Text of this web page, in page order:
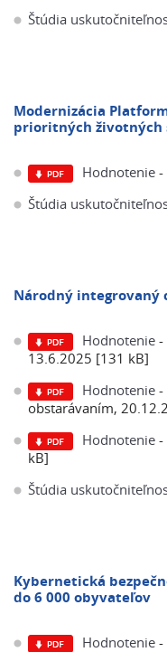
Štúdia
Modernizácia
prioritných životných
Hodnotenie -
Štúdia
Národný integrovaný
Hodnotenie -
13.6.2025 [131 kB]
Hodnotenie -
obstarávaním,
Hodnotenie -
kB]
Štúdia
Kybernetická
do 6 000 obyvateľov
Hodnotenie -